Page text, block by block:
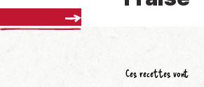
Ces recettes vont